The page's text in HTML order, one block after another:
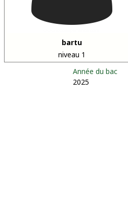
bartu
niveau 1
Année du bac
2025